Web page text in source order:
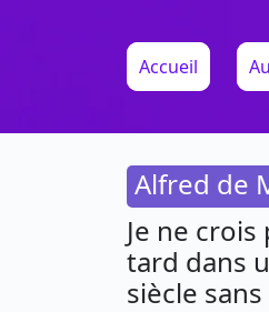
Accueil
Alfred de
Je ne
tard dans
siècle